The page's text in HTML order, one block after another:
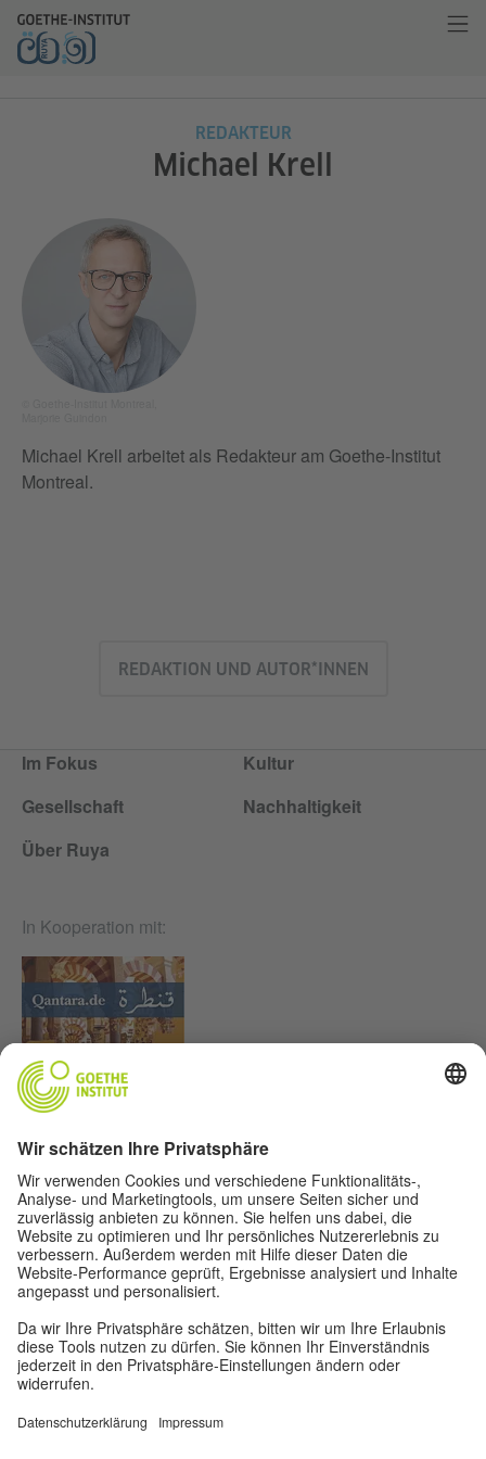
REDAKTEUR
Michael Krell
Michael Krell arbeitet als Redakteur am Goethe-Institut
Montreal.
REDAKTION UND AUTOR*INNEN
Im Fokus
Kultur
Gesellschaft
Nachhaltigkeit
Über Ruya
Impressum
Datenschutz
Nutzungsbedingungen
Privatsphäre-Einstellungen
In Kooperation mit:
Lasst uns Freunde werden. Folge uns:
Weitere Angebote aus der Welt des Goethe-Instituts: